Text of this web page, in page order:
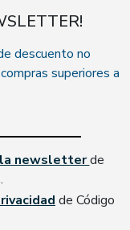
descuento no
superiores a
newsletterde
de Código